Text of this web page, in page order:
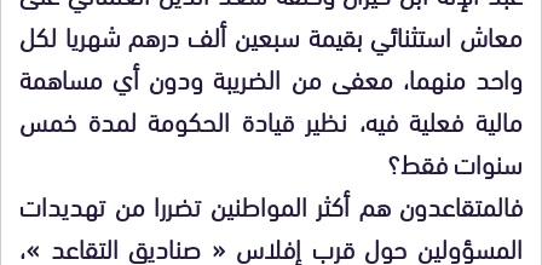
معاش استثنائي بقيمة سبعين ألف درهم شهريا لكل
واحد منهما، معفى من الضريبة ودون أي مساهمة
مالية فعلية فيه، نظير قيادة الحكومة لمدة خمس
سنوات فقط؟
فالمتقاعدون هم أكثر المواطنين تضررا من تهديدات
المسؤولين حول قرب إفلاس « صناديق التقاعد »،